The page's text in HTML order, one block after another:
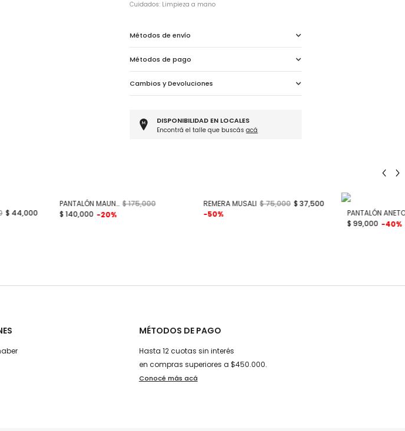
Cuidados: Limpieza a mano
Métodos de envío
Métodos de pago
Cambios y Devoluciones
DISPONIBILIDAD EN LOCALES
Encontrá el talle que buscásacá
$ 44,000
PANTALÓN MAUNA $ 175,000
$ 140,000 -20%
REMERA MUSALI $ 75,000 $ 37,500
-50%
PANTALÓN
$ 99,000 -40%
MÉTODOS DE PAGO
Hasta 12 cuotas sin interés
en compras superiores a $450.000.
Conocé más acá